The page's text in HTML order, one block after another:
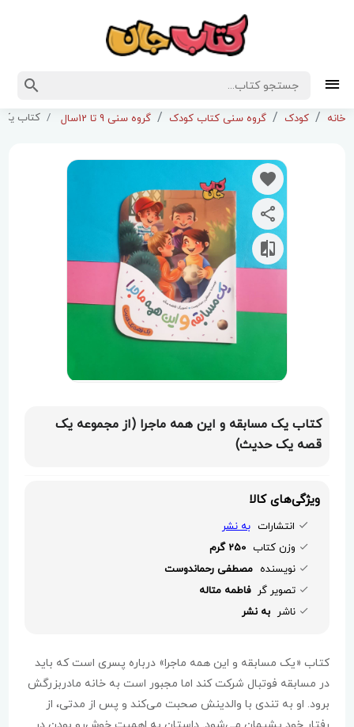
خانه کودک گروه سنی کتاب کودک گروه سنی 9 تا 12سال کتاب
کتاب یک مسابقه و این همه ماجرا (از مجموعه یک
قصه یک حدیث)
ویژگی‌های کالا
انتشارات به نشر
وزن کتاب 250 گرم
نویسنده مصطفی رحماندوست
تصویر گر فاطمه متاله
ناشر به نشر
کتاب «یک مسابقه و این همه ماجرا» درباره پسری است که باید
در مسابقه فوتبال شرکت کند اما مجبور است به خانه مادربزرگش
برود. او به تندی با والدینش صحبت می‌کند و پس از مدتی، از